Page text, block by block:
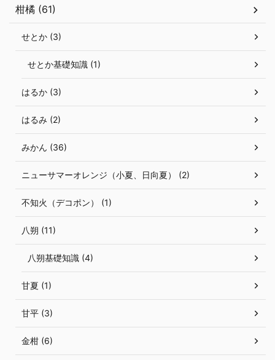
柑橘 (61)
せとか (3)
せとか基礎知識 (1)
はるか (3)
はるみ (2)
みかん (36)
ニューサマーオレンジ（小夏、日向夏） (2)
不知火（デコポン） (1)
八朔 (11)
八朔基礎知識 (4)
甘夏 (1)
甘平 (3)
金柑 (6)